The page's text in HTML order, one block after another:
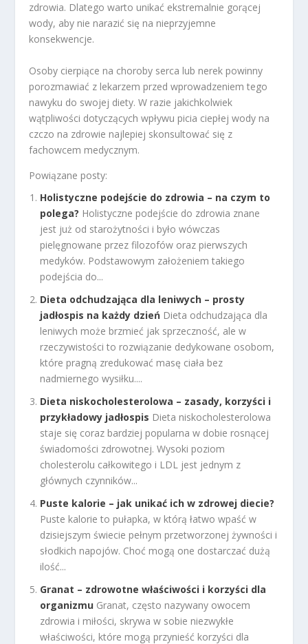
zdrowia. Dlatego warto unikać ekstremalnie gorącej
wody, aby nie narazić się na nieprzyjemne
konsekwencje.
Osoby cierpiące na choroby serca lub nerek powinny
porozmawiać z lekarzem przed wprowadzeniem tego
nawyku do swojej diety. W razie jakichkolwiek
wątpliwości dotyczących wpływu picia ciepłej wody na
czczo na zdrowie najlepiej skonsultować się z
fachowcem medycznym.
Powiązane posty:
Holistyczne podejście do zdrowia – na czym to
polega? Holistyczne podejście do zdrowia znane
jest już od starożytności i było wówczas
pielęgnowane przez filozofów oraz pierwszych
medyków. Podstawowym założeniem takiego
podejścia do...
Dieta odchudzająca dla leniwych – prosty
jadłospis na każdy dzień Dieta odchudzająca dla
leniwych może brzmieć jak sprzeczność, ale w
rzeczywistości to rozwiązanie dedykowane osobom,
które pragną zredukować masę ciała bez
nadmiernego wysiłku....
Dieta niskocholesterolowa – zasady, korzyści i
przykładowy jadłospis Dieta niskocholesterolowa
staje się coraz bardziej popularna w dobie rosnącej
świadomości zdrowotnej. Wysoki poziom
cholesterolu całkowitego i LDL jest jednym z
głównych czynników...
Puste kalorie – jak unikać ich w zdrowej diecie?
Puste kalorie to pułapka, w którą łatwo wpaść w
dzisiejszym świecie pełnym przetworzonej żywności i
słodkich napojów. Choć mogą one dostarczać dużą
ilość...
Granat – zdrowotne właściwości i korzyści dla
organizmu Granat, często nazywany owocem
zdrowia i miłości, skrywa w sobie niezwykłe
właściwości, które mogą przynieść korzyści dla